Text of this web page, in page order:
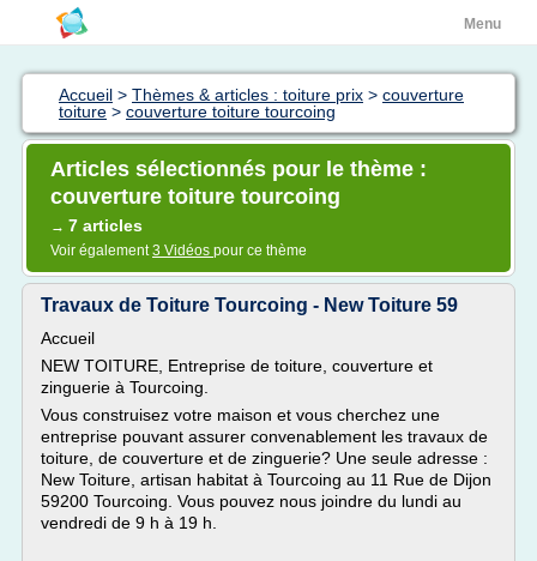
Menu
Accueil > Thèmes & articles : toiture prix > couverture
toiture > couverture toiture tourcoing
Articles sélectionnés pour le thème :
couverture toiture tourcoing
→ 7 articles
Voir également3 Vidéos pour ce thème
Travaux de Toiture Tourcoing - New Toiture 59
Accueil
NEW TOITURE, Entreprise de toiture, couverture et
zinguerie à Tourcoing.
Vous construisez votre maison et vous cherchez une
entreprise pouvant assurer convenablement les travaux de
toiture, de couverture et de zinguerie? Une seule adresse :
New Toiture, artisan habitat à Tourcoing au 11 Rue de Dijon
59200 Tourcoing. Vous pouvez nous joindre du lundi au
vendredi de 9 h à 19 h.